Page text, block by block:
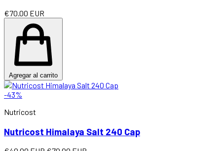
€70.00 EUR
Agregar al carrito
-43%
Nutricost
Nutricost Himalaya Salt 240 Cap